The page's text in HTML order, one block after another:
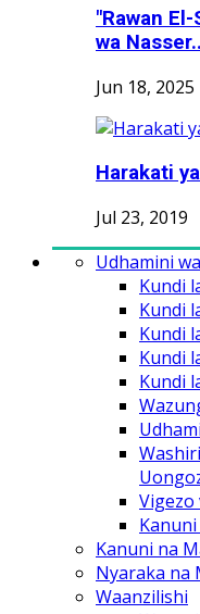
"Rawan
wa
Jun 18, 2025
Harakati
Jul 23, 2019
Udhamini
Kundi
Kundi
Kundi
Kundi
Kundi
Vigezo
Kanuni na
Nyaraka na
Waanzilishi